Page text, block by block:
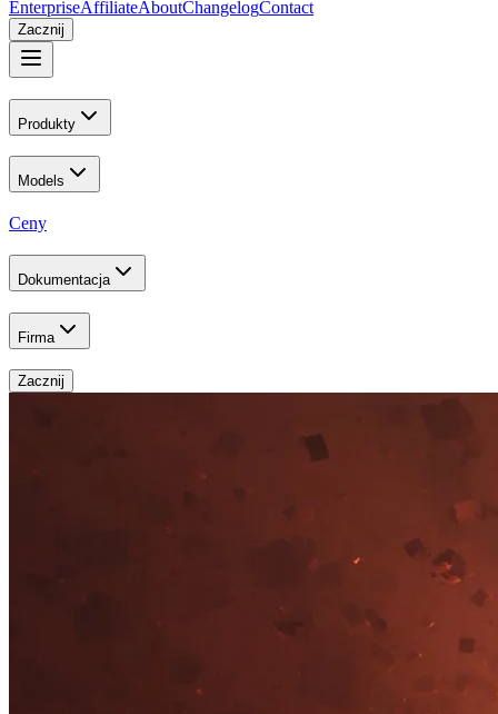
EnterpriseAffiliateAboutChangelogContact
Zacznij
Produkty
Models
Ceny
Dokumentacja
Firma
Zacznij